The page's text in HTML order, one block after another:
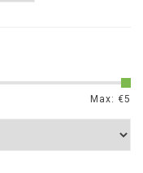
Max: €5